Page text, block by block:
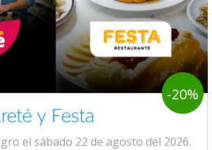
-20%
y Festa
el sábado 22 de agosto del 2026.